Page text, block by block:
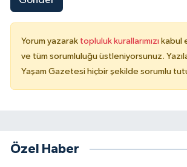
Yorum yazarak topluluk kurallarımızı kabul
ve tüm sorumluluğu üstleniyorsunuz.
Yaşam Gazetesi hiçbir şekilde sorumlu
Özel Haber